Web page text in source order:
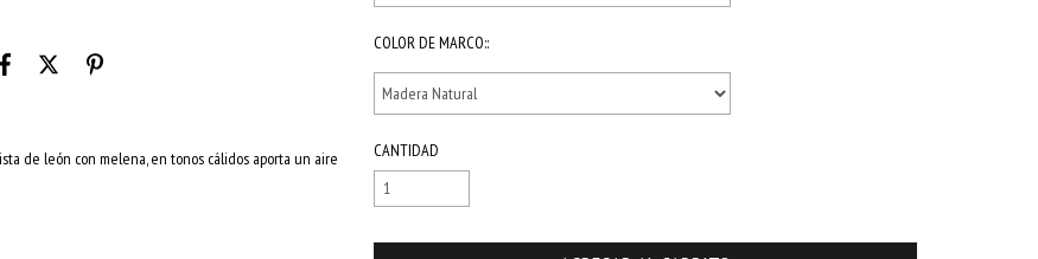
de león con melena, en tonos cálidos aporta un aire
COLOR DE MARCO::
CANTIDAD